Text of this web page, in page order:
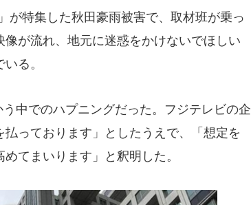
特集した秋田豪雨被害で、取材班が乗っ
が流れ、地元に迷惑をかけないでほしい
る。
中でのハプニングだった。フジテレビの企
っております」としたうえで、「想定を
てまいります」と釈明した。